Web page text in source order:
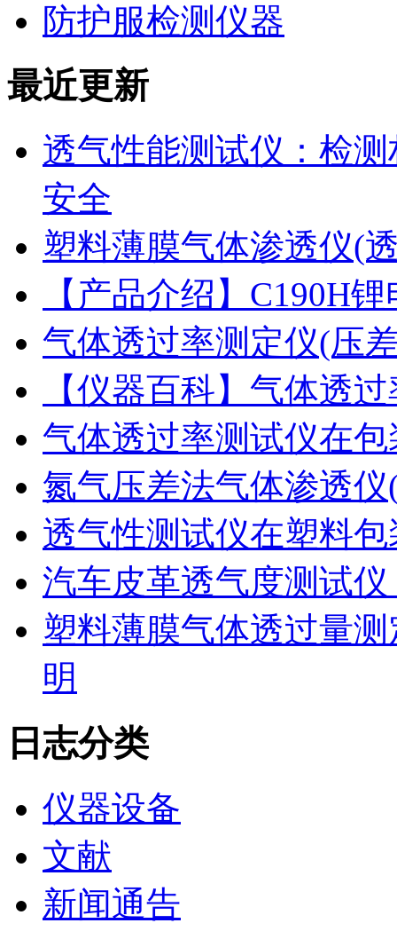
防护服检测仪器
最近更新
透气性能测试仪：检
安全
塑料薄膜气体渗透仪(
【产品介绍】C190H
气体透过率测定仪(压
【仪器百科】气体透
气体透过率测试仪在
氮气压差法气体渗透
透气性测试仪在塑料
汽车皮革透气度测试
塑料薄膜气体透过量
明
日志分类
仪器设备
文献
新闻通告